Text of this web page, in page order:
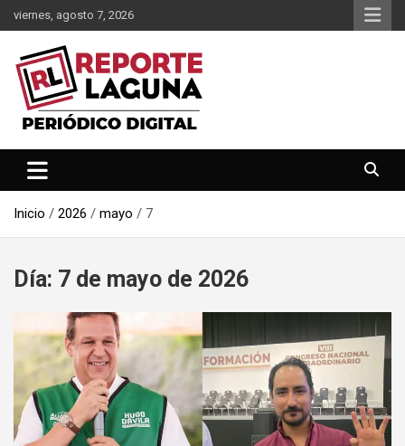
Saltar
al
contenido
viernes, agosto 7, 2026
Reporte Laguna
Inicio 2026 mayo 7
Día: 7 de mayo de 2026